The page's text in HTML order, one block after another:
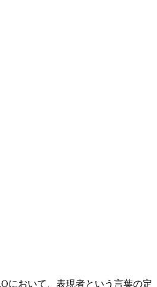
において、表現者という言葉の定